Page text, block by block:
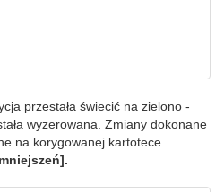
przestała świecić na zielono -
wyzerowana. Zmiany dokonane
na korygowanej kartotece